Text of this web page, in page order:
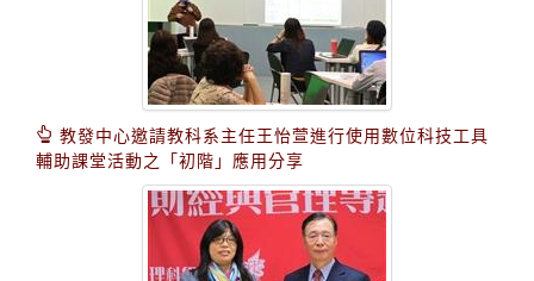
教發中心邀請教科系主任王怡萱進行使用數位科技工具
輔助課堂活動之「初階」應用分享